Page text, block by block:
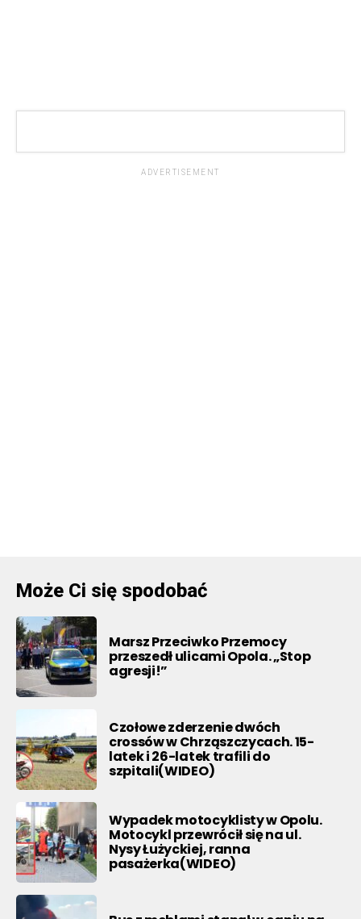
ADVERTISEMENT
Może Ci się spodobać
Marsz Przeciwko Przemocy
przeszedł ulicami Opola. „Stop
agresji!”
Czołowe zderzenie dwóch
crossów w Chrząszczycach. 15-
latek i 26-latek trafili do
szpitali(WIDEO)
Wypadek motocyklisty w Opolu.
Motocykl przewrócił się na ul.
Nysy Łużyckiej, ranna
pasażerka(WIDEO)